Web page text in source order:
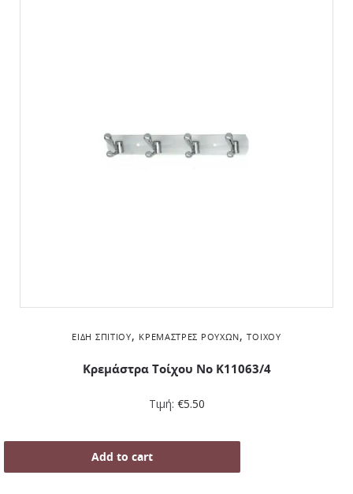
ΕΊΔΗ ΣΠΙΤΙΟΎ, ΚΡΕΜΆΣΤΡΕΣ ΡΟΎΧΩΝ,ΤΟΊΧΟΥ
Κρεμάστρα Τοίχου No K11063/4
Τιμή: €5.50
Add to cart